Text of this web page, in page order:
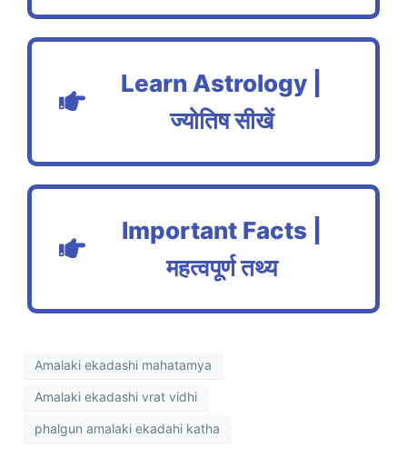
Learn Astrology |
ज्योतिष सीखें
Important Facts |
महत्वपूर्ण तथ्य
Amalaki ekadashi mahatamya
Amalaki ekadashi vrat vidhi
phalgun amalaki ekadahi katha